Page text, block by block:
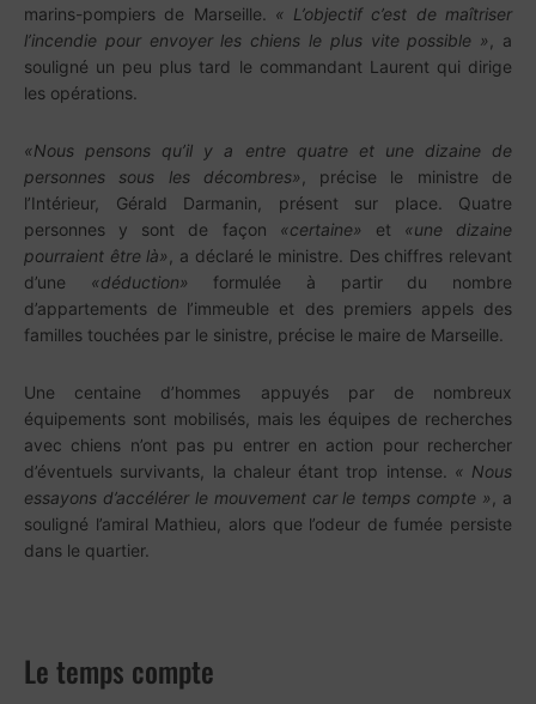
marins-pompiers de Marseille. « L’objectif c’est de maîtriser
l’incendie pour envoyer les chiens le plus vite possible »
, a
souligné un peu plus tard le commandant Laurent qui dirige
les opérations.
«Nous pensons qu’il y a entre quatre et une dizaine de
personnes sous les décombres»
, précise le ministre de
l’Intérieur, Gérald Darmanin, présent sur place. Quatre
personnes y sont de façon «certaine» et «une dizaine
pourraient être là»
, a déclaré le ministre. Des chiffres relevant
d’une «déduction» formulée à partir du nombre
d’appartements de l’immeuble et des premiers appels des
familles touchées par le sinistre, précise le maire de Marseille.
Une centaine d’hommes appuyés par de nombreux
équipements sont mobilisés, mais les équipes de recherches
avec chiens n’ont pas pu entrer en action pour rechercher
d’éventuels survivants, la chaleur étant trop intense. « Nous
essayons d’accélérer le mouvement car le temps compte »
, a
souligné l’amiral Mathieu, alors que l’odeur de fumée persiste
dans le quartier.
Le temps compte